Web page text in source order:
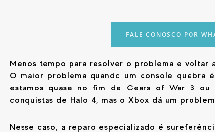
FALE CONOSCO POR
Menos tempo para resolver o problema e voltar
O maior problema quando um console quebra é
estamos quase no fim de Gears of War 3
conquistas de Halo 4, mas o Xbox dá um
Nesse caso, a reparo especializado é